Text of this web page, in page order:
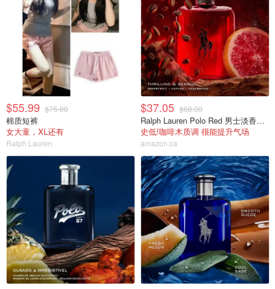
$55.99 $75.00
棉质短裤
女大童，XL还有
Ralph Lauren
$37.05 $68.00
Ralph Lauren Polo Red 男士淡香水 40ml
史低!咖啡木质调 很能提升气场
amazon.ca